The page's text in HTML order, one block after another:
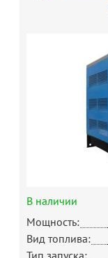
В наличии
Мощность:
Вид топлива:
Тип запуска: